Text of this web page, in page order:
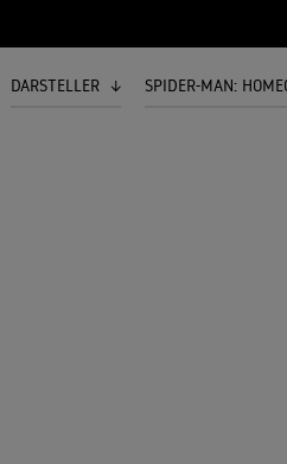
DARSTELLER SPIDER-MAN: